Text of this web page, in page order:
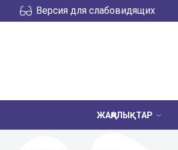
Версия для слабовидящих
ЖАҢАЛЫҚТАР